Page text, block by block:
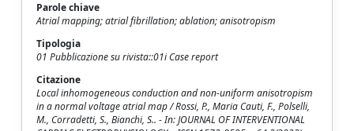
Parole chiave
Atrial mapping; atrial fibrillation; ablation; anisotropism
Tipologia
01 Pubblicazione su rivista::01i Case report
Citazione
Local inhomogeneous conduction and non‐uniform anisotropism
in a normal voltage atrial map / Rossi, P., Maria Cauti, F., Polselli,
M., Corradetti, S., Bianchi, S.. - In: JOURNAL OF INTERVENTIONAL